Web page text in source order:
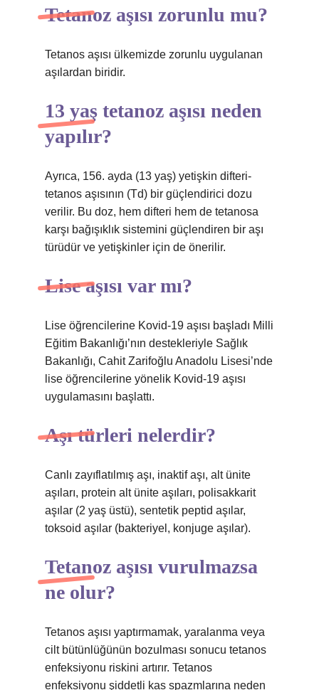
Tetanoz aşısı zorunlu mu?
Tetanos aşısı ülkemizde zorunlu uygulanan
aşılardan biridir.
13 yaş tetanoz aşısı neden
yapılır?
Ayrıca, 156. ayda (13 yaş) yetişkin difteri-
tetanos aşısının (Td) bir güçlendirici dozu
verilir. Bu doz, hem difteri hem de tetanosa
karşı bağışıklık sistemini güçlendiren bir aşı
türüdür ve yetişkinler için de önerilir.
Lise aşısı var mı?
Lise öğrencilerine Kovid-19 aşısı başladı Milli
Eğitim Bakanlığı’nın destekleriyle Sağlık
Bakanlığı, Cahit Zarifoğlu Anadolu Lisesi’nde
lise öğrencilerine yönelik Kovid-19 aşısı
uygulamasını başlattı.
Aşı türleri nelerdir?
Canlı zayıflatılmış aşı, inaktif aşı, alt ünite
aşıları, protein alt ünite aşıları, polisakkarit
aşılar (2 yaş üstü), sentetik peptid aşılar,
toksoid aşılar (bakteriyel, konjuge aşılar).
Tetanoz aşısı vurulmazsa
ne olur?
Tetanos aşısı yaptırmamak, yaralanma veya
cilt bütünlüğünün bozulması sonucu tetanos
enfeksiyonu riskini artırır. Tetanos
enfeksiyonu şiddetli kas spazmlarına neden